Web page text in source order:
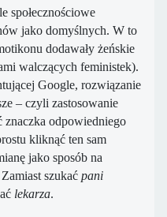
społecznościowe
jako domyślnych. W to
dodawały żeńskie
walczących feministek).
Google, rozwiązanie
– czyli zastosowanie
znaczka odpowiedniego
kliknąć ten sam
jako sposób na
szukać pani
lekarza.